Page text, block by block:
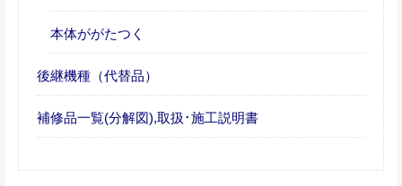
本体ががたつく
後継機種（代替品）
補修品一覧(分解図),取扱･施工説明書